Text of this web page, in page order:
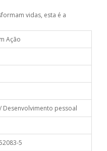
vidas, esta é a
Ação
Desenvolvimento pessoal
5